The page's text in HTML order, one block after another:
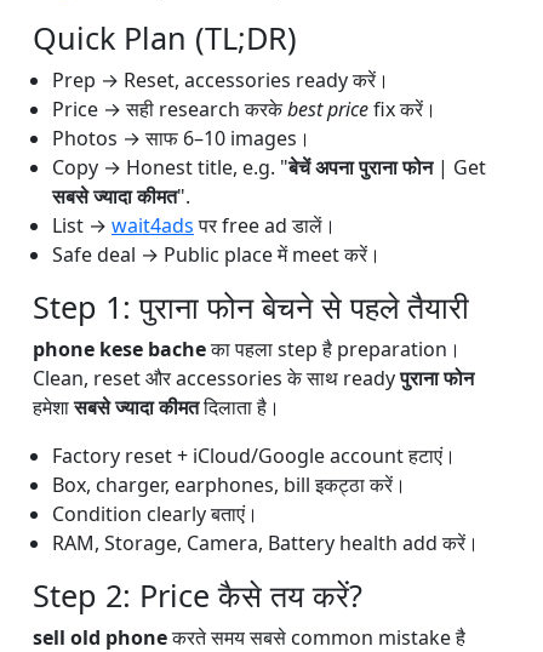
Quick Plan (TL;DR)
Prep → Reset, accessories ready करें।
Price → सही research करकेbest pricefix करें।
Photos → साफ 6–10 images।
Copy → Honest title, e.g. "बेचें अपना पुराना फोन| Get
सबसे ज्यादा कीमत".
List → wait4adsपर free ad डालें।
Safe deal → Public place में meet करें।
Step 1: पुराना फोन बेचने से पहले तैयारी
phone kese bacheका पहला step है preparation।
Clean, reset और accessories के साथ readyपुराना फोन
हमेशासबसे ज्यादा कीमतदिलाता है।
Factory reset + iCloud/Google account हटाएं।
Box, charger, earphones, bill इकट्ठा करें।
Condition clearly बताएं।
RAM, Storage, Camera, Battery health add करें।
Step 2: Price कैसे तय करें?
sell old phoneकरते समय सबसे common mistake है